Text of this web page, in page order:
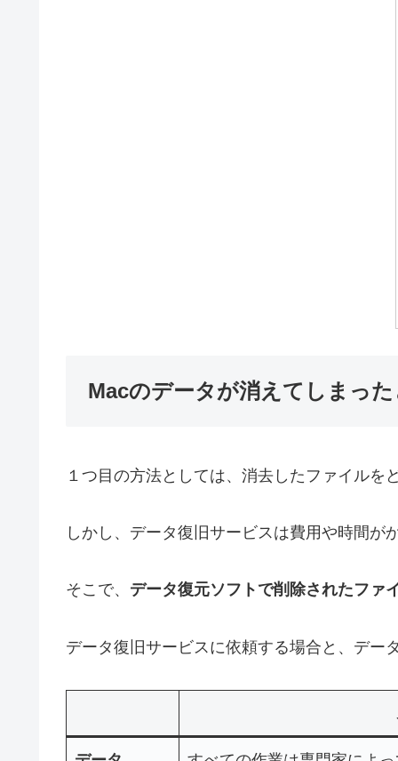
Macのデータが消えてしまっ
１つ目の方法としては、消去したファイル
しかし、データ復旧サービスは費用や時間
そこで、 データ復元ソフトで削除されたファ
データ復旧サービスに依頼する場合と、デー